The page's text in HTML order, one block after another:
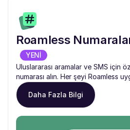
Roamless
YENİ
Uluslararası aramalar ve SMS için
numarası alın. Her şeyi Roamless
Daha Fazla Bilgi